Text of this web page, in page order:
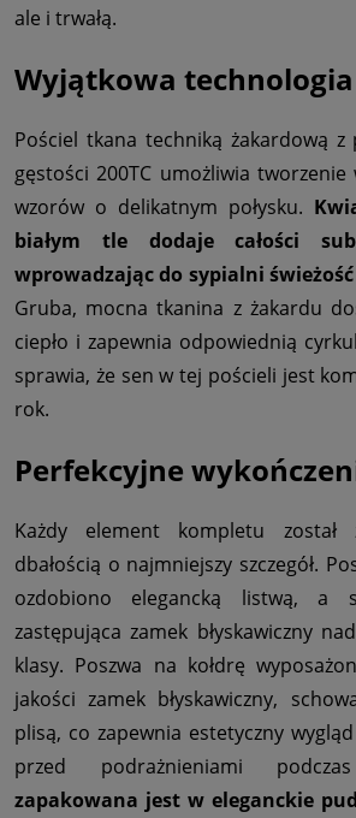
ale i trwałą.
Wyjątkowa
Pościel tkana techniką żakardową z
gęstości 200TC umożliwia
wzorów o delikatnym połysku.
białym tle dodaje całości
wprowadzając do sypialni
Gruba, mocna tkanina z żakardu
ciepło i zapewnia odpowiednią
sprawia, że sen w tej pościeli jest
rok.
Perfekcyjne
Każdy element kompletu został
dbałością o najmniejszy szczegół.
ozdobiono elegancką listwą, a
zastępująca zamek błyskawiczny
klasy. Poszwa na kołdrę
jakości zamek błyskawiczny,
plisą, co zapewnia estetyczny
przed podrażnieniami
zapakowana jest w eleganckie